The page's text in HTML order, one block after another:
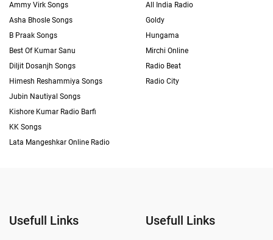
Ammy Virk Songs
Asha Bhosle Songs
B Praak Songs
Best Of Kumar Sanu
Diljit Dosanjh Songs
Himesh Reshammiya Songs
Jubin Nautiyal Songs
Kishore Kumar Radio Barfi
KK Songs
Lata Mangeshkar Online Radio
All India Radio
Goldy
Hungama
Mirchi Online
Radio Beat
Radio City
Usefull Links Usefull Links